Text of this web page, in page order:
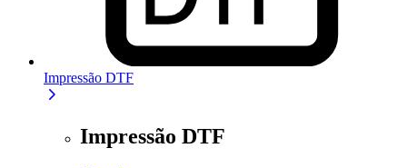
Impressão DTF
Impressão DTF